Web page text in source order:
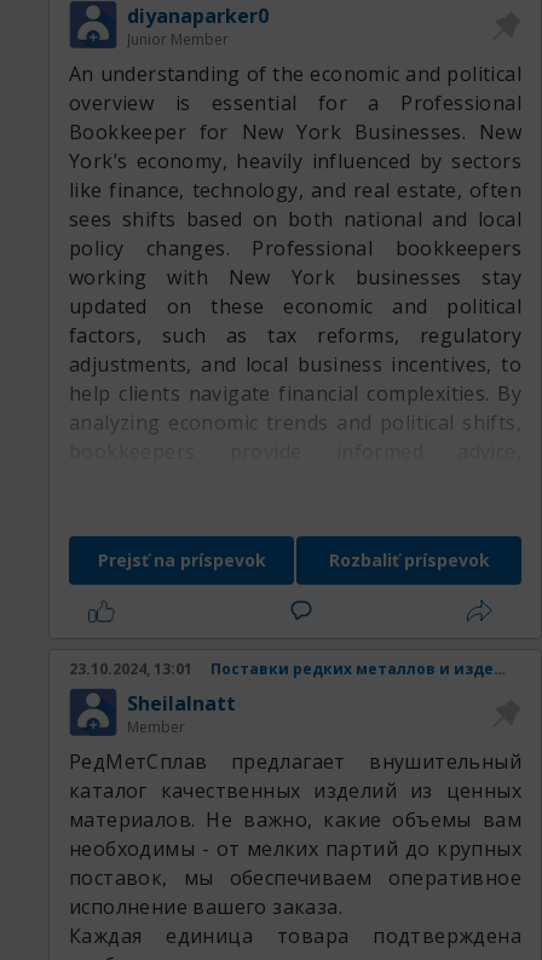
diyanaparker0
Junior Member
An understanding of the economic and political
overview is essential for a Professional
Bookkeeper for New York Businesses. New
York’s economy, heavily influenced by sectors
like finance, technology, and real estate, often
sees shifts based on both national and local
policy changes. Professional bookkeepers
working with New York businesses stay
updated on these economic and political
factors, such as tax reforms, regulatory
adjustments, and local business incentives, to
help clients navigate financial complexities. By
analyzing economic trends and political shifts,
This expertise allows New York businesses to
make informed decisions, manage cash flow
effectively, and stay resilient in a competitive
environment.
Prejsť na príspevok Rozbaliť príspevok
23.10.2024, 13:01 Поставки редких металлов и изделий из них.
SheilaInatt
Member
РедМетСплав предлагает внушительный
каталог качественных изделий из ценных
материалов. Не важно, какие объемы вам
необходимы - от мелких партий до крупных
поставок, мы обеспечиваем оперативное
исполнение вашего заказа.
Каждая единица товара подтверждена